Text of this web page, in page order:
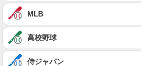
MLB
高校野球
侍ジャパン